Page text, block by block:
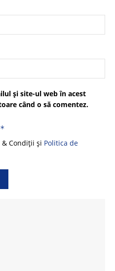
și site-ul web în acest
când o să comentez.
*
Condiții și Politica de